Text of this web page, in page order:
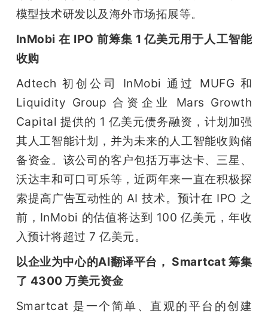
模型技术研发以及海外市场拓展等。
InMobi 在 IPO 前筹集 1 亿美元用于人工智能
收购
Adtech 初创公司 InMobi 通过 MUFG 和
Liquidity Group 合资企业 Mars Growth
Capital 提供的 1 亿美元债务融资，计划加强
其人工智能计划，并为未来的人工智能收购储
备资金。该公司的客户包括万事达卡、三星、
沃达丰和可口可乐等，近两年来一直在积极探
索提高广告互动性的 AI 技术。预计在 IPO 之
前，InMobi 的估值将达到 100 亿美元，年收
入预计将超过 7 亿美元。
以企业为中心的AI翻译平台， Smartcat 筹集
了 4300 万美元资金
Smartcat 是一个简单、直观的平台的创建